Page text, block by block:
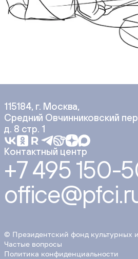
115184, г. Москва,
Средний Овчинниковский
д. 8 стр. 1
Контактный центр
+7 495 150-
© Президентский фонд культурных
Частые вопросы
Политика конфиденциальности